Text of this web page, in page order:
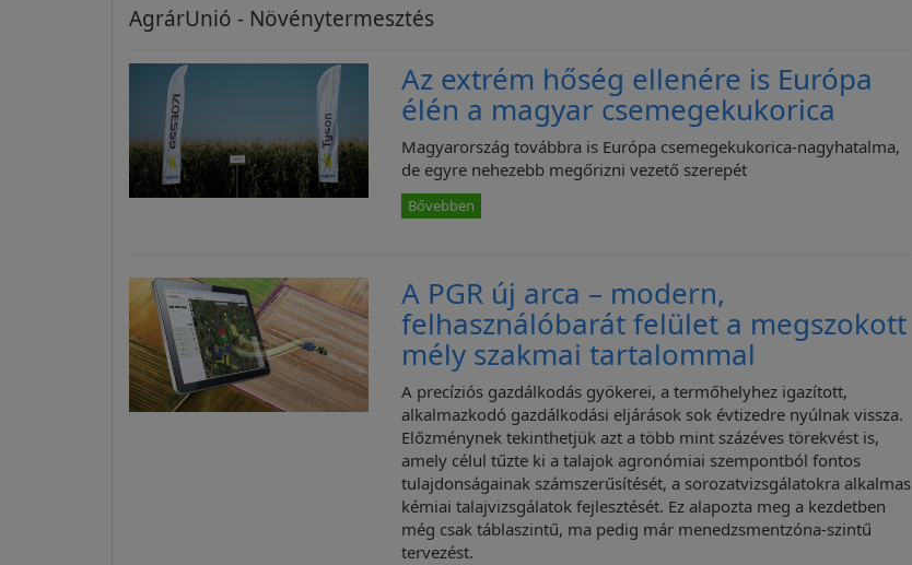
AgrárUnió - Növénytermesztés
Az extrém hőség ellenére is Európa
élén a magyar csemegekukorica
Magyarország továbbra is Európa csemegekukorica-nagyhatalma,
de egyre nehezebb megőrizni vezető szerepét
Bővebben
A PGR új arca – modern,
felhasználóbarát felület a megszokott
mély szakmai tartalommal
A precíziós gazdálkodás gyökerei, a termőhelyhez igazított,
alkalmazkodó gazdálkodási eljárások sok évtizedre nyúlnak vissza.
Előzménynek tekinthetjük azt a több mint százéves törekvést is,
amely célul tűzte ki a talajok agronómiai szempontból fontos
tulajdonságainak számszerűsítését, a sorozatvizsgálatokra alkalmas
kémiai talajvizsgálatok fejlesztését. Ez alapozta meg a kezdetben
még csak táblaszintű, ma pedig már menedzsmentzóna-szintű
tervezést.